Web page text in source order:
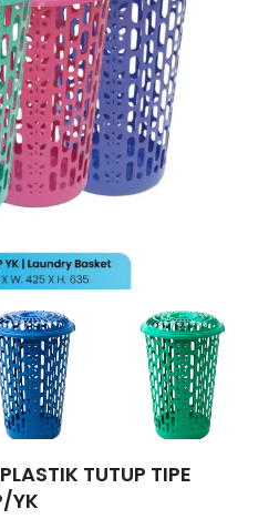
TUTUP TIPE
YK